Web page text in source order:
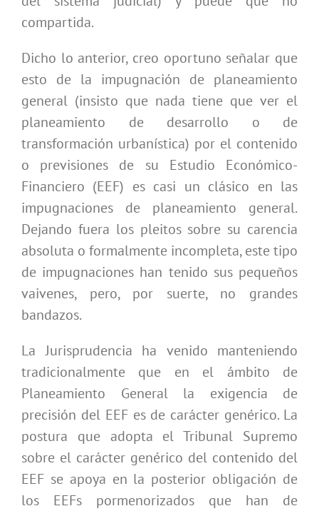
compartida.
Dicho lo anterior, creo oportuno señalar que
esto de la impugnación de planeamiento
general (insisto que nada tiene que ver el
planeamiento de desarrollo o de
transformación urbanística) por el contenido
o previsiones de su Estudio Económico-
Financiero (EEF) es casi un clásico en las
impugnaciones de planeamiento general.
Dejando fuera los pleitos sobre su carencia
absoluta o formalmente incompleta, este tipo
de impugnaciones han tenido sus pequeños
vaivenes, pero, por suerte, no grandes
bandazos.
La Jurisprudencia ha venido manteniendo
tradicionalmente que en el ámbito de
Planeamiento General la exigencia de
precisión del EEF es de carácter genérico. La
postura que adopta el Tribunal Supremo
sobre el carácter genérico del contenido del
EEF se apoya en la posterior obligación de
los EEFs pormenorizados que han de